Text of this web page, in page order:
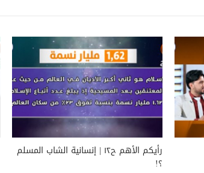
رأيكم الأهم ح١٢ | إنسانية الشاب المسلم
؟!